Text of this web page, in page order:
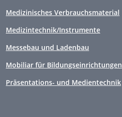
Medizinisches Verbrauchsmaterial
Medizintechnik/Instrumente
Messebau und Ladenbau
Mobiliar für Bildungseinrichtungen
Präsentations- und Medientechnik